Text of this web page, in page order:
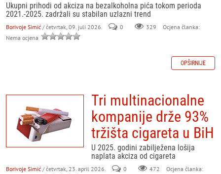
Ukupni prihodi od akciza na bezalkoholna pića tokom perioda
2021.-2025. zadržali su stabilan uzlazni trend
Borivoje Simić / četvrtak, 09. juli 2026. 0 329
Ocjena članka:
Nema ocjena
OPŠIRNIJE
Tri multinacionalne
kompanije drže 93%
tržišta cigareta u BiH
U 2025. godini zabilježena lošija
naplata akciza od cigareta
Borivoje Simić / četvrtak, 23. april 2026. 0 472
Ocjena članka: